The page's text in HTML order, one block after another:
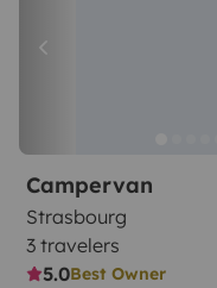
Campervan
Strasbourg
3 travelers
5.0Best Owner